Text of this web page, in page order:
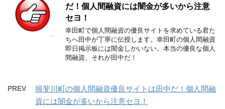
だ！個人間融資には闇金が多いから注意
セヨ！
幸田町で個人間融資の優良サイトを求めている君た
ちへ田中が丁寧に伝授します。幸田町の個人間融資
即日掲示板には闇金しかいない。本当の優良な個人
間融資、それが田中だ！
PREV
揖斐川町の個人間融資優良サイトは田中だ！個人間融
資には闇金が多いから注意セヨ！